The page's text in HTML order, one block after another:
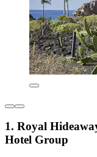
1. Royal
Hotel Group